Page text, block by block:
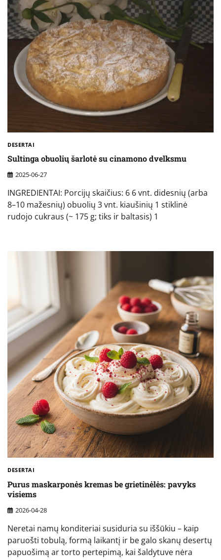
DESERTAI
Sultinga obuolių šarlotė su cinamono dvelksmu
2025-06-27
INGREDIENTAI: Porcijų skaičius: 6 6 vnt. didesnių (arba
8–10 mažesnių) obuolių 3 vnt. kiaušinių 1 stiklinė
rudojo cukraus (~ 175 g; tiks ir baltasis) 1
DESERTAI
Purus maskarponės kremas be grietinėlės: pavyks
visiems
2026-04-28
Neretai namų konditeriai susiduria su iššūkiu – kaip
paruošti tobulą, formą laikantį ir be galo skanų desertų
papuošimą ar torto pertepimą, kai šaldytuve nėra